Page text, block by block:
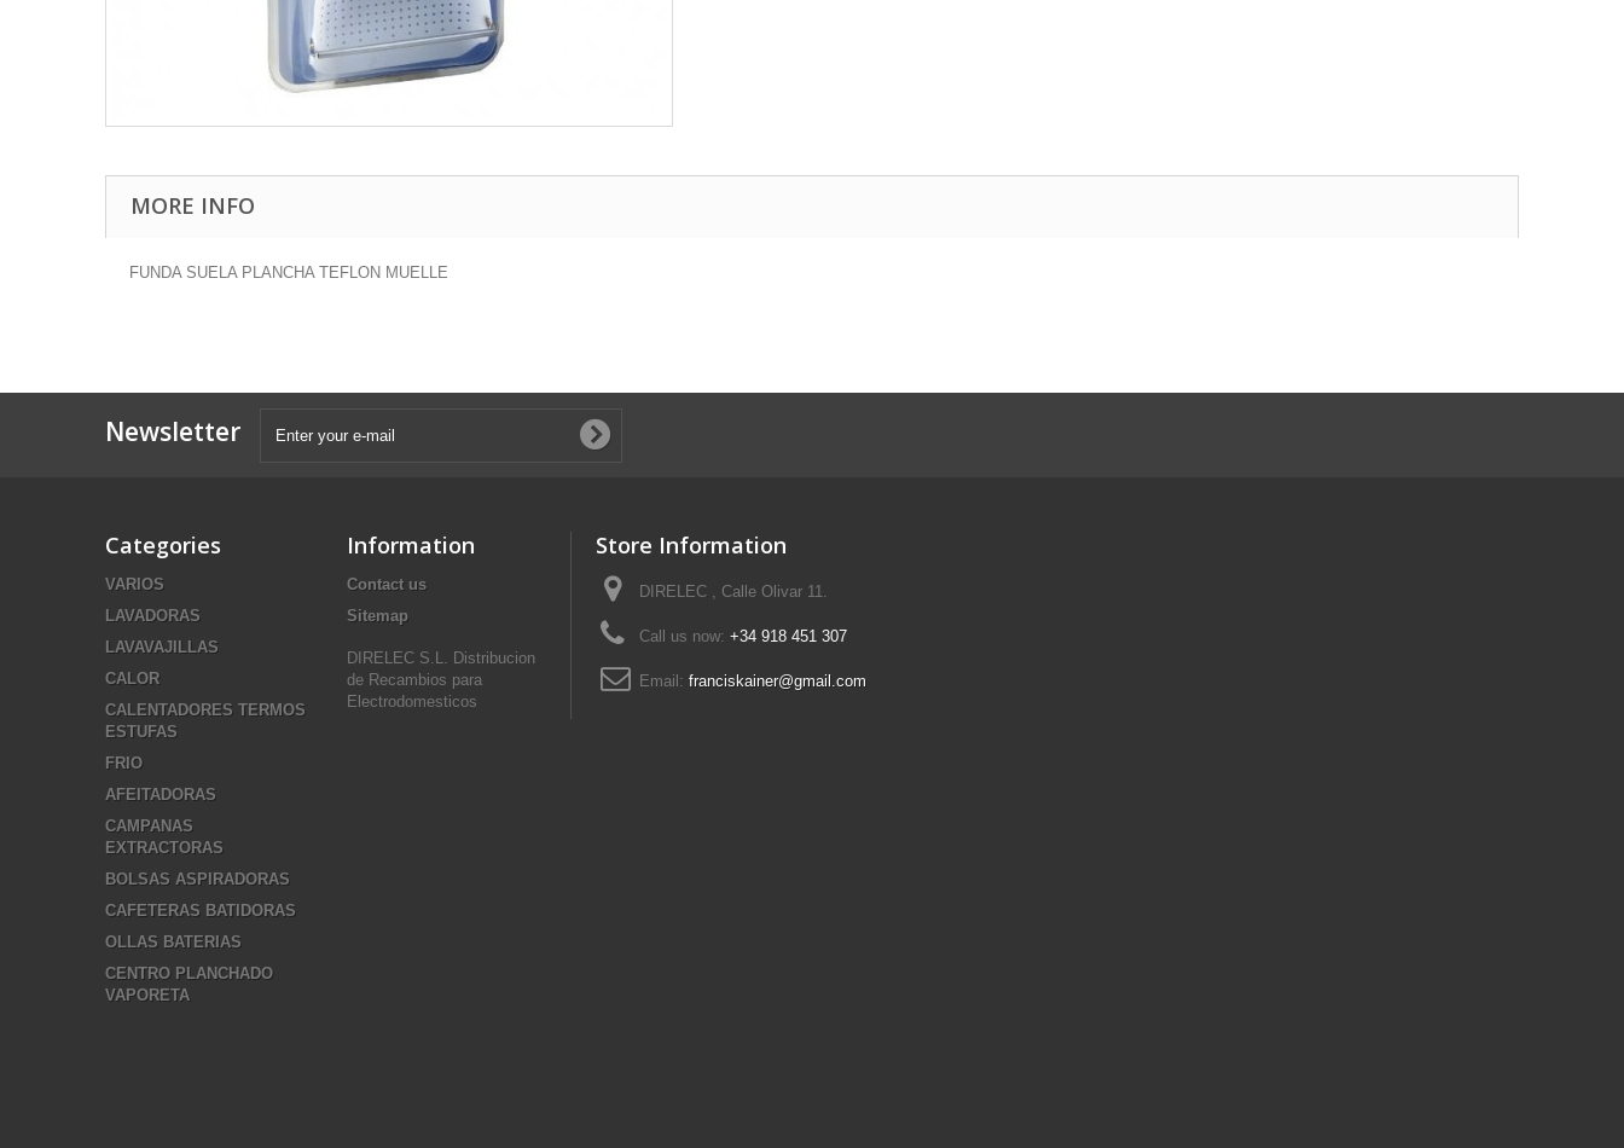
MORE INFO
FUNDA SUELA PLANCHA TEFLON MUELLE
Newsletter
Categories
VARIOS
LAVADORAS
LAVAVAJILLAS
CALOR
CALENTADORES TERMOS
ESTUFAS
FRIO
AFEITADORAS
CAMPANAS
EXTRACTORAS
BOLSAS ASPIRADORAS
CAFETERAS BATIDORAS
OLLAS BATERIAS
CENTRO PLANCHADO
VAPORETA
Information
Contact us
Sitemap
DIRELEC S.L. Distribucion
de Recambios para
Electrodomesticos
Store Information
DIRELEC , Calle Olivar 11.
Call us now: +34 918 451 307
Email: franciskainer@gmail.com